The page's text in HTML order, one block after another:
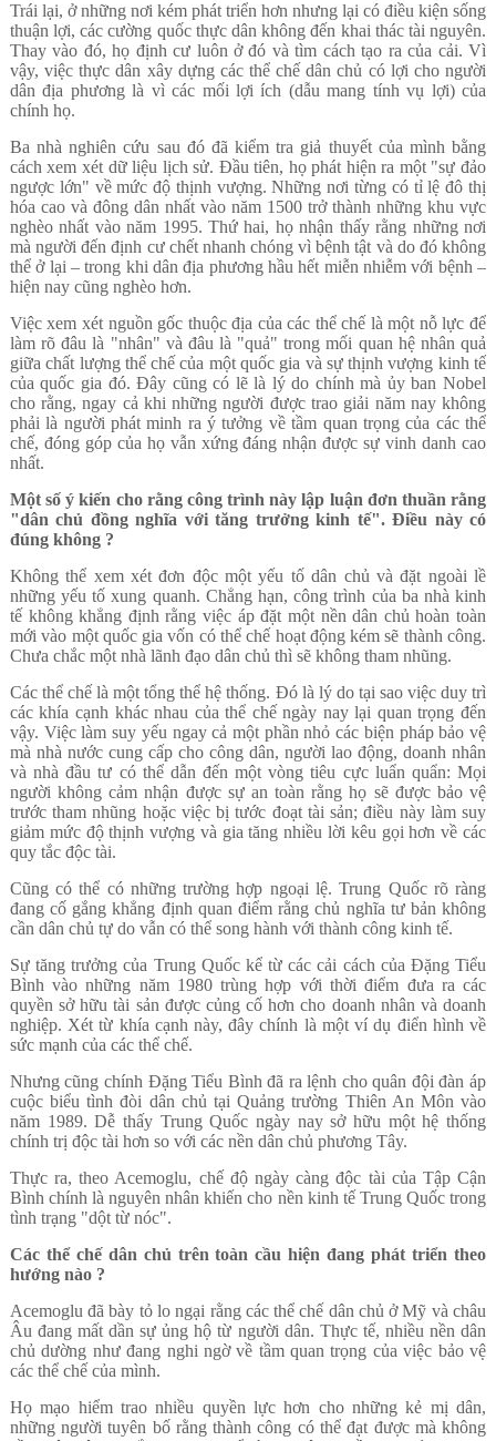
Trái lại, ở những nơi kém phát triển hơn nhưng lại có điều kiện sống
thuận lợi, các cường quốc thực dân không đến khai thác tài nguyên.
Thay vào đó, họ định cư luôn ở đó và tìm cách tạo ra của cải. Vì
vậy, việc thực dân xây dựng các thể chế dân chủ có lợi cho người
dân địa phương là vì các mối lợi ích (dẫu mang tính vụ lợi) của
chính họ.
Ba nhà nghiên cứu sau đó đã kiểm tra giả thuyết của mình bằng
cách xem xét dữ liệu lịch sử. Đầu tiên, họ phát hiện ra một "sự đảo
ngược lớn" về mức độ thịnh vượng. Những nơi từng có tỉ lệ đô thị
hóa cao và đông dân nhất vào năm 1500 trở thành những khu vực
nghèo nhất vào năm 1995. Thứ hai, họ nhận thấy rằng những nơi
mà người đến định cư chết nhanh chóng vì bệnh tật và do đó không
thể ở lại – trong khi dân địa phương hầu hết miễn nhiễm với bệnh –
hiện nay cũng nghèo hơn.
Việc xem xét nguồn gốc thuộc địa của các thể chế là một nỗ lực để
làm rõ đâu là "nhân" và đâu là "quả" trong mối quan hệ nhân quả
giữa chất lượng thể chế của một quốc gia và sự thịnh vượng kinh tế
của quốc gia đó. Đây cũng có lẽ là lý do chính mà ủy ban Nobel
cho rằng, ngay cả khi những người được trao giải năm nay không
phải là người phát minh ra ý tưởng về tầm quan trọng của các thể
chế, đóng góp của họ vẫn xứng đáng nhận được sự vinh danh cao
nhất.
Một số ý kiến cho rằng công trình này lập luận đơn thuần rằng
"dân chủ đồng nghĩa với tăng trưởng kinh tế". Điều này có
đúng không ?
Không thể xem xét đơn độc một yếu tố dân chủ và đặt ngoài lề
những yếu tố xung quanh. Chẳng hạn, công trình của ba nhà kinh
tế không khẳng định rằng việc áp đặt một nền dân chủ hoàn toàn
mới vào một quốc gia vốn có thể chế hoạt động kém sẽ thành công.
Chưa chắc một nhà lãnh đạo dân chủ thì sẽ không tham nhũng.
Các thể chế là một tổng thể hệ thống. Đó là lý do tại sao việc duy trì
các khía cạnh khác nhau của thể chế ngày nay lại quan trọng đến
vậy. Việc làm suy yếu ngay cả một phần nhỏ các biện pháp bảo vệ
mà nhà nước cung cấp cho công dân, người lao động, doanh nhân
và nhà đầu tư có thể dẫn đến một vòng tiêu cực luẩn quẩn: Mọi
người không cảm nhận được sự an toàn rằng họ sẽ được bảo vệ
trước tham nhũng hoặc việc bị tước đoạt tài sản; điều này làm suy
giảm mức độ thịnh vượng và gia tăng nhiều lời kêu gọi hơn về các
quy tắc độc tài.
Cũng có thể có những trường hợp ngoại lệ. Trung Quốc rõ ràng
đang cố gắng khẳng định quan điểm rằng chủ nghĩa tư bản không
cần dân chủ tự do vẫn có thể song hành với thành công kinh tế.
Sự tăng trưởng của Trung Quốc kể từ các cải cách của Đặng Tiểu
Bình vào những năm 1980 trùng hợp với thời điểm đưa ra các
quyền sở hữu tài sản được củng cố hơn cho doanh nhân và doanh
nghiệp. Xét từ khía cạnh này, đây chính là một ví dụ điển hình về
sức mạnh của các thể chế.
Nhưng cũng chính Đặng Tiểu Bình đã ra lệnh cho quân đội đàn áp
cuộc biểu tình đòi dân chủ tại Quảng trường Thiên An Môn vào
năm 1989. Dễ thấy Trung Quốc ngày nay sở hữu một hệ thống
chính trị độc tài hơn so với các nền dân chủ phương Tây.
Thực ra, theo Acemoglu, chế độ ngày càng độc tài của Tập Cận
Bình chính là nguyên nhân khiến cho nền kinh tế Trung Quốc trong
tình trạng "dột từ nóc".
Các thể chế dân chủ trên toàn cầu hiện đang phát triển theo
hướng nào ?
Acemoglu đã bày tỏ lo ngại rằng các thể chế dân chủ ở Mỹ và châu
Âu đang mất dần sự ủng hộ từ người dân. Thực tế, nhiều nền dân
chủ dường như đang nghi ngờ về tầm quan trọng của việc bảo vệ
các thể chế của mình.
Họ mạo hiểm trao nhiều quyền lực hơn cho những kẻ mị dân,
những người tuyên bố rằng thành công có thể đạt được mà không